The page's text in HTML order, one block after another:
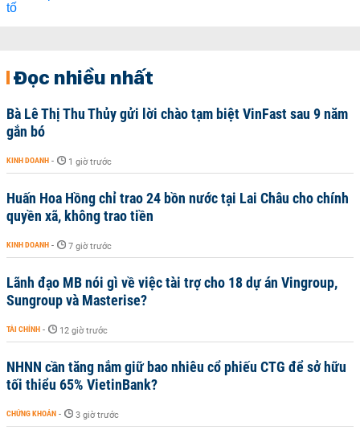
Đọc nhiều nhất
Bà Lê Thị Thu Thủy gửi lời chào tạm biệt VinFast sau 9 năm
gắn bó
KINH DOANH - 1 giờ trước
Huấn Hoa Hồng chỉ trao 24 bồn nước tại Lai Châu cho chính
quyền xã, không trao tiền
KINH DOANH - 7 giờ trước
Lãnh đạo MB nói gì về việc tài trợ cho 18 dự án Vingroup,
Sungroup và Masterise?
TÀI CHÍNH - 12 giờ trước
NHNN cần tăng nắm giữ bao nhiêu cổ phiếu CTG để sở hữu
tối thiểu 65% VietinBank?
CHỨNG KHOÁN - 3 giờ trước